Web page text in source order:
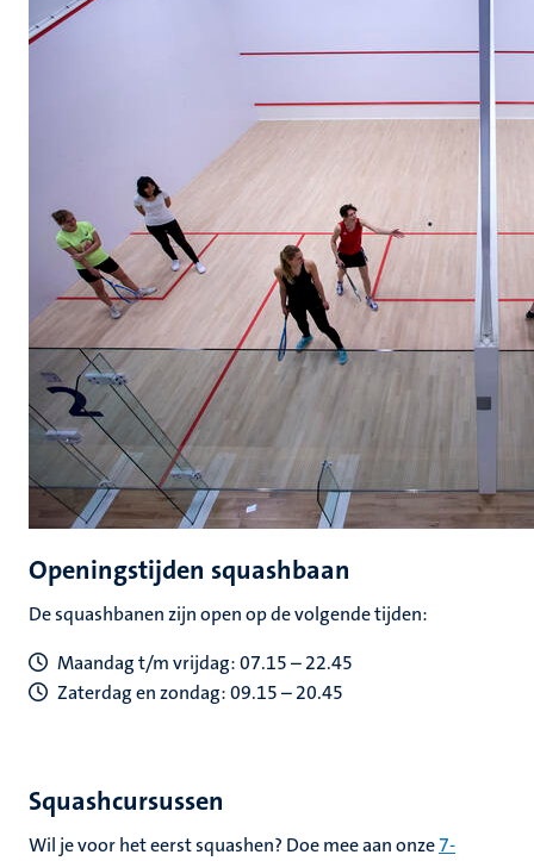
Openingstijden squashbaan
De squashbanen zijn open op de volgende tijden:
Maandag t/m vrijdag: 07.15 – 22.45
Zaterdag en zondag: 09.15 – 20.45
Squashcursussen
Wil je voor het eerst squashen? Doe mee aan onze7-